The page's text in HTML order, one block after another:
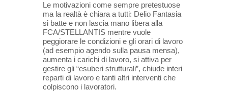
Le motivazioni come sempre pretestuose
ma la realtà è chiara a tutti: Delio Fantasia
si batte e non lascia mano libera alla
FCA/STELLANTIS mentre vuole
peggiorare le condizioni e gli orari di lavoro
(ad esempio agendo sulla pausa mensa),
aumenta i carichi di lavoro, si attiva per
gestire gli “esuberi strutturali”, chiude interi
reparti di lavoro e tanti altri interventi che
colpiscono i lavoratori.